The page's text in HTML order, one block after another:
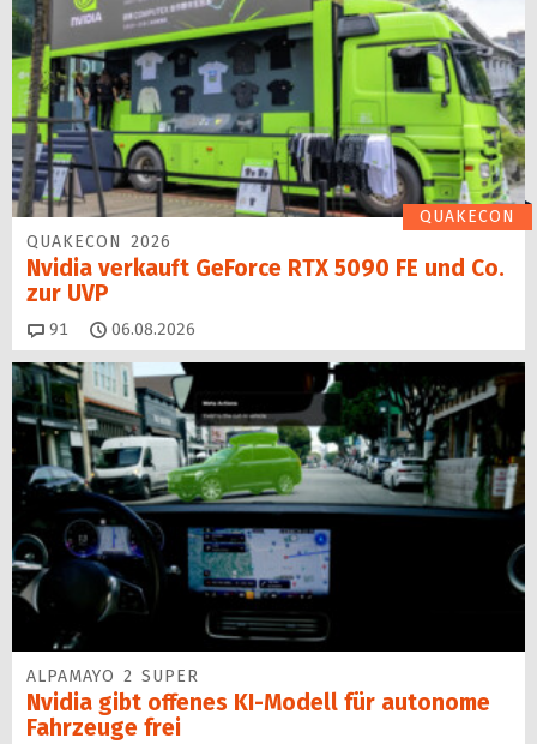
QUAKECON
QUAKECON 2026
Nvidia verkauft GeForce RTX 5090 FE und Co.
zur UVP
91 Kommentare
06.08.2026
ALPAMAYO 2 SUPER
Nvidia gibt offenes KI-Modell für autonome
Fahrzeuge frei